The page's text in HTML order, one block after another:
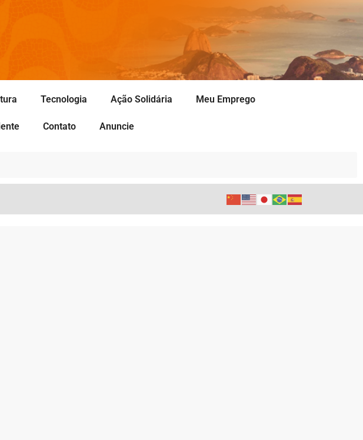
Tecnologia Ação Solidária Meu Emprego
Contato Anuncie